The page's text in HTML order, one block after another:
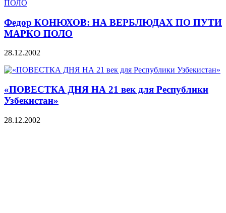
Федор КОНЮХОВ: НА ВЕРБЛЮДАХ ПО ПУТИ
МАРКО ПОЛО
28.12.2002
«ПОВЕСТКА ДНЯ НА 21 век для Республики
Узбекистан»
28.12.2002